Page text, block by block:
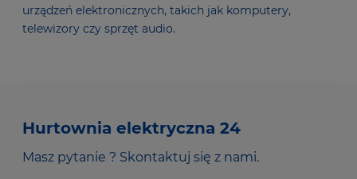
urządzeń elektronicznych, takich jak komputery,
telewizory czy sprzęt audio.
Hurtownia elektryczna 24
Masz pytanie ? Skontaktuj się z nami.